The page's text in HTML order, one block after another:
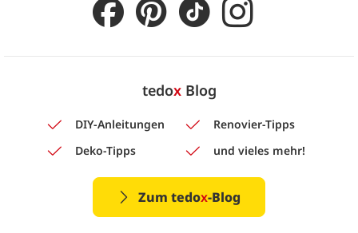
tedoxBlog
DIY-Anleitungen
Renovier-Tipps
Deko-Tipps
und vieles mehr!
Zum tedox-Blog